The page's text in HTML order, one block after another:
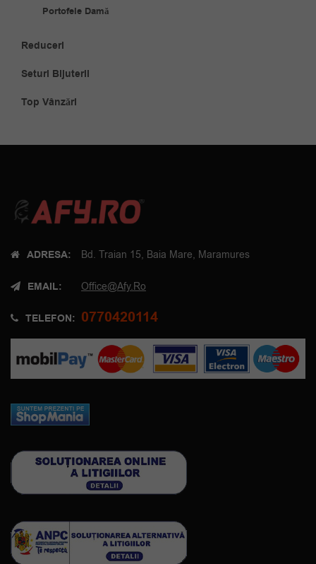
Portofele Damă
Reduceri
Seturi Bijuterii
Top Vânzări
ADRESA: Bd. Traian 15, Baia Mare, Maramures
EMAIL: Office@afy.ro
TELEFON: 0770420114